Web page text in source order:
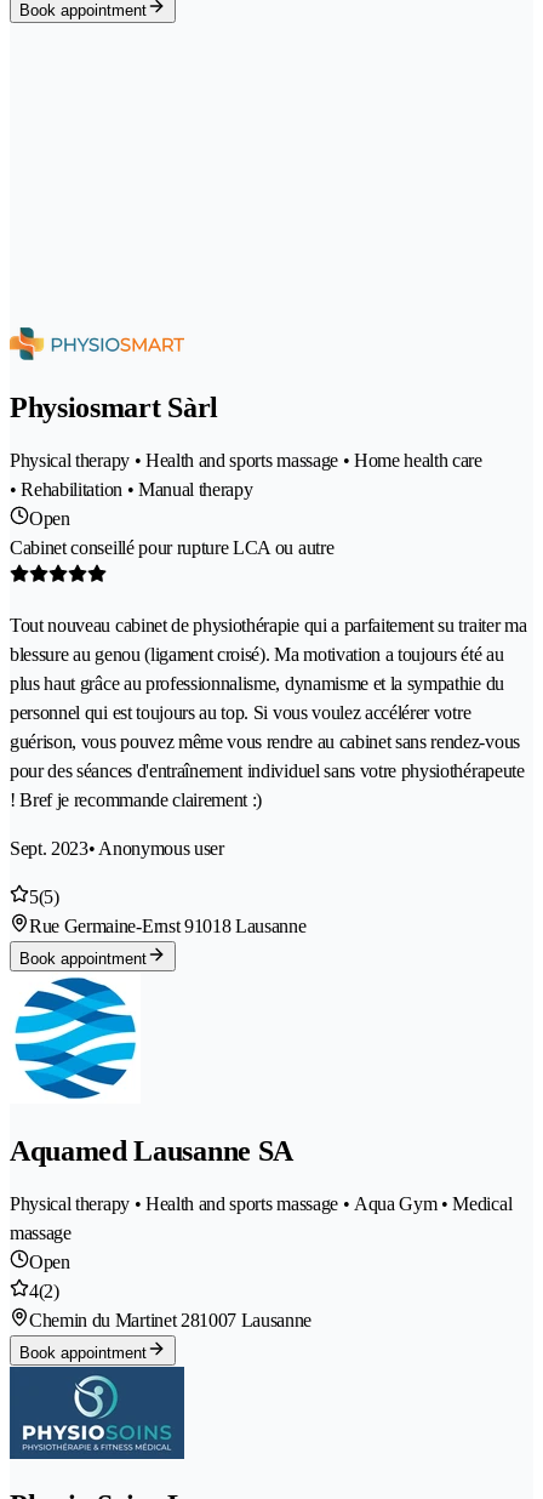
Book appointment
Physiosmart Sàrl
Physical therapy • Health and sports massage • Home health care
• Rehabilitation • Manual therapy
Open
Cabinet conseillé pour rupture LCA ou autre
Tout nouveau cabinet de physiothérapie qui a parfaitement su traiter ma
blessure au genou (ligament croisé). Ma motivation a toujours été au
plus haut grâce au professionnalisme, dynamisme et la sympathie du
personnel qui est toujours au top. Si vous voulez accélérer votre
guérison, vous pouvez même vous rendre au cabinet sans rendez-vous
pour des séances d'entraînement individuel sans votre physiothérapeute
! Bref je recommande clairement :)
Sept. 2023• Anonymous user
5(5)
Rue Germaine-Ernst 91018 Lausanne
Book appointment
Aquamed Lausanne SA
Physical therapy • Health and sports massage • Aqua Gym • Medical
massage
Open
4(2)
Chemin du Martinet 281007 Lausanne
Book appointment